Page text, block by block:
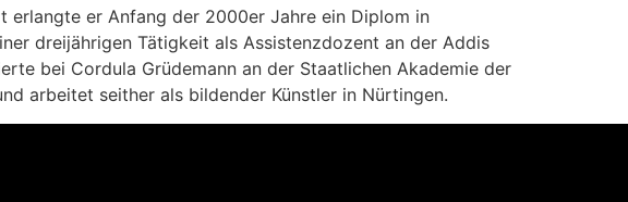
erlangte er Anfang der 2000er Jahre ein Diplom in
dreijährigen Tätigkeit als Assistenzdozent an der Addis
bei Cordula Grüdemann an der Staatlichen Akademie der
arbeitet seither als bildender Künstler in Nürtingen.